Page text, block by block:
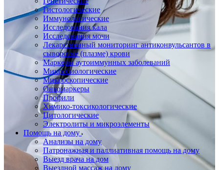
Гистологические
Иммунологические
Исследования кала
Исследования мочи
Лекарственный мониторинг антиконвульсантов в
сыворотке (плазме) крови
Маркеры аутоиммунных заболеваний
Микробиологические
Микроскопические
Онкомаркеры
Профили
Химико-токсикологические
Цитологические
Электролиты и микроэлементы
Помощь на дому
Анализы на дому
Патронажная и паллиативная помощь на дому
Выезд врача на дом
Выездной массаж на дому